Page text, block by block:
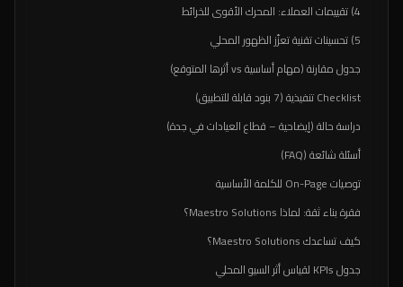
4) تقييمات العملاء: المحرك الأقوى للخرائط
5) تحسينات تقنية تعزّز الظهور المحلي
جدول مقارنة (مهام أساسية vs أثرها المتوقع)
Checklist تنفيذية (7 بنود قابلة للتطبيق)
دراسة حالة (إيضاحية – قطاع العيادات في جدة)
أسئلة شائعة (FAQ)
توصيات On-Page للكلمة الأساسية
فقرة بناء ثقة: لماذا Maestro Solutions؟
كيف تساعدك Maestro Solutions؟
جدول KPIs لقياس أثر السيو المحلي